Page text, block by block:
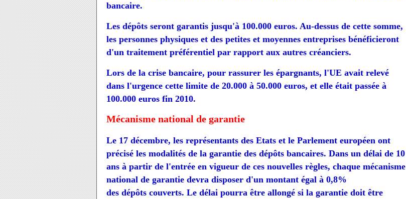
bancaire.
Les dépôts seront garantis jusqu'à 100.000 euros. Au-dessus de cette somme,
les personnes physiques et des petites et moyennes entreprises bénéficieront
d'un traitement préférentiel par rapport aux autres créanciers.
Lors de la crise bancaire, pour rassurer les épargnants, l'UE avait relevé
dans l'urgence cette limite de 20.000 à 50.000 euros, et elle était passée à
100.000 euros fin 2010.
Mécanisme national de garantie
Le 17 décembre, les représentants des Etats et le Parlement européen ont
précisé les modalités de la garantie des dépôts bancaires. Dans un délai de 10
ans à partir de l'entrée en vigueur de ces nouvelles règles, chaque mécanisme
national de garantie devra disposer d'un montant égal à 0,8%
des dépôts couverts. Le délai pourra être allongé si la garantie doit être